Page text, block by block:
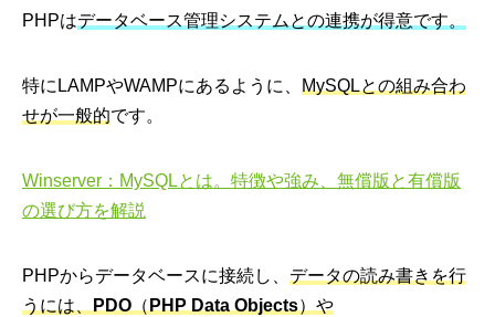
PHPはデータベース管理システムとの連携が得意です。
特にLAMPやWAMPにあるように、
MySQLとの組み合わ
せが一般的です。
Winserver：MySQLとは。特徴や強み、無償版と有償版
の選び方を解説
PHPからデータベースに接続し、 データの読み書きを行
うには、
PDO （ PHP Data Objects）や